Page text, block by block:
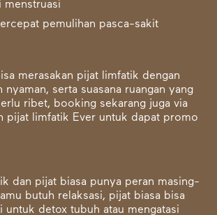
menstruasi
pemulihan pasca-sakit
merasakan pijat limfatik dengan
serta suasana ruangan yang
ribet, booking sekarang juga via
pijat limfatik Ever untuk dapat promo
dan pijat biasa punya peran masing-
butuh relaksasi, pijat biasa bisa
untuk detox tubuh atau mengatasi